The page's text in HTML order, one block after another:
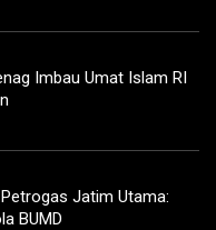
Imbau Umat Islam RI
Jatim Utama:
BUMD